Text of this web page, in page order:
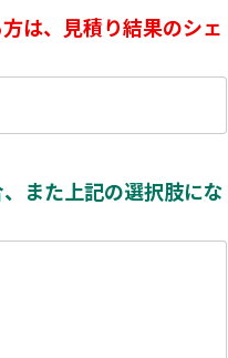
は、見積り結果のシェ
また上記の選択肢にな